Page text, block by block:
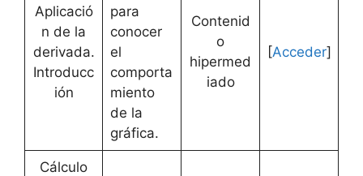
Aplicació
n de la
derivada.
Introducc
ión
para
conocer
el
comporta
miento
de la
gráfica.
Contenid
o
hipermed
iado
[Acceder]
Cálculo